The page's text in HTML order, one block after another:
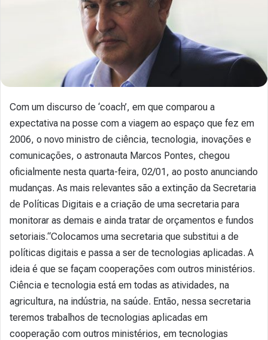
Com um discurso de ‘coach’, em que comparou a
expectativa na posse com a viagem ao espaço que fez em
2006, o novo ministro de ciência, tecnologia, inovações e
comunicações, o astronauta Marcos Pontes, chegou
oficialmente nesta quarta-feira, 02/01, ao posto anunciando
mudanças. As mais relevantes são a extinção da Secretaria
de Políticas Digitais e a criação de uma secretaria para
monitorar as demais e ainda tratar de orçamentos e fundos
setoriais.“Colocamos uma secretaria que substitui a de
políticas digitais e passa a ser de tecnologias aplicadas. A
ideia é que se façam cooperações com outros ministérios.
Ciência e tecnologia está em todas as atividades, na
agricultura, na indústria, na saúde. Então, nessa secretaria
teremos trabalhos de tecnologias aplicadas em
cooperação com outros ministérios, em tecnologias